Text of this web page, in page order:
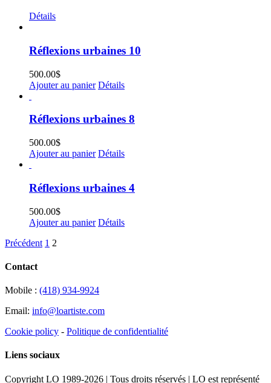
Détails
Réflexions urbaines 10
500.00$
Ajouter au panier Détails
Réflexions urbaines 8
500.00$
Ajouter au panier Détails
Réflexions urbaines 4
500.00$
Ajouter au panier Détails
Précédent 1 2
Contact
Mobile : (418) 934-9924
Email: info@loartiste.com
Cookie policy - Politique de confidentialité
Liens sociaux
Copyright LO 1989-2026 | Tous droits réservés | LO est représenté